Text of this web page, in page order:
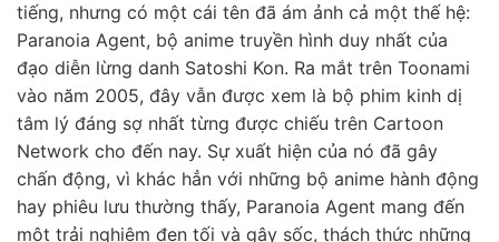
tiếng, nhưng có một cái tên đã ám ảnh cả một thế hệ:
Paranoia Agent, bộ anime truyền hình duy nhất của
đạo diễn lừng danh Satoshi Kon. Ra mắt trên Toonami
vào năm 2005, đây vẫn được xem là bộ phim kinh dị
tâm lý đáng sợ nhất từng được chiếu trên Cartoon
Network cho đến nay. Sự xuất hiện của nó đã gây
chấn động, vì khác hẳn với những bộ anime hành động
hay phiêu lưu thường thấy, Paranoia Agent mang đến
một trải nghiệm đen tối và gây sốc, thách thức những